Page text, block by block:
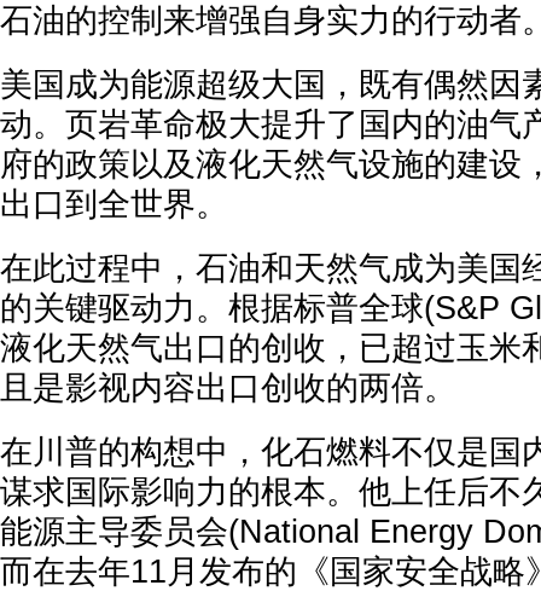
石油的控制来增强自身实力的行动者
美国成为能源超级大国，既有偶然因
动。页岩革命极大提升了国内的油气
府的政策以及液化天然气设施的建设
出口到全世界。
在此过程中，石油和天然气成为美国
的关键驱动力。根据标普全球(S&P
液化天然气出口的创收，已超过玉米
且是影视内容出口创收的两倍。
在川普的构想中，化石燃料不仅是国
谋求国际影响力的根本。他上任后不
能源主导委员会(National Energy
而在去年11月发布的《国家安全战略